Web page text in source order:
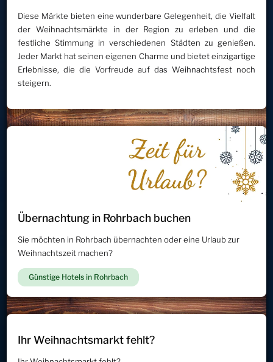
Diese Märkte bieten eine wunderbare Gelegenheit, die Vielfalt
der Weihnachtsmärkte in der Region zu erleben und die
festliche Stimmung in verschiedenen Städten zu genießen.
Jeder Markt hat seinen eigenen Charme und bietet einzigartige
Erlebnisse, die die Vorfreude auf das Weihnachtsfest noch
steigern.
Übernachtung in Rohrbach buchen
Sie möchten in Rohrbach übernachten oder eine Urlaub zur
Weihnachtszeit machen?
Günstige Hotels in Rohrbach
Ihr Weihnachtsmarkt fehlt?